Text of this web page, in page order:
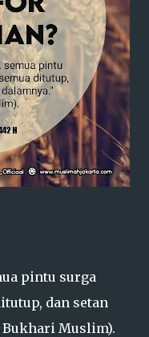
pintu surga
dan setan
Bukhari Muslim).